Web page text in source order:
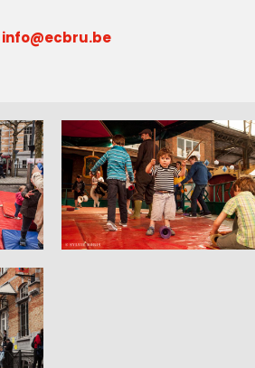
info@ecbru.be